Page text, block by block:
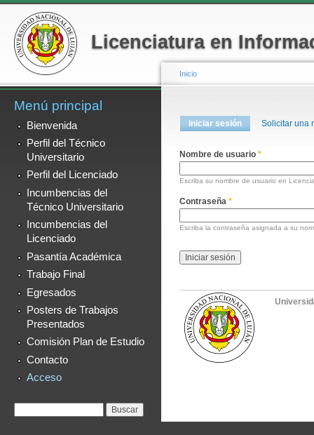
Licenciatura en
Menú secundario
Menú principal
Bienvenida
Perfil del Técnico
Universitario
Perfil del Licenciado
Incumbencias del
Técnico Universitario
Incumbencias del
Licenciado
Pasantía Académica
Trabajo Final
Egresados
Posters de Trabajos
Presentados
Comisión Plan de Estudio
Contacto
Acceso
Inicio
Solapas principales
Iniciar sesión (solapa activa)
Solicitar una
Nombre de usuario *
Escriba su nombre de usuario en
Contraseña *
Escriba la contraseña asignada a su